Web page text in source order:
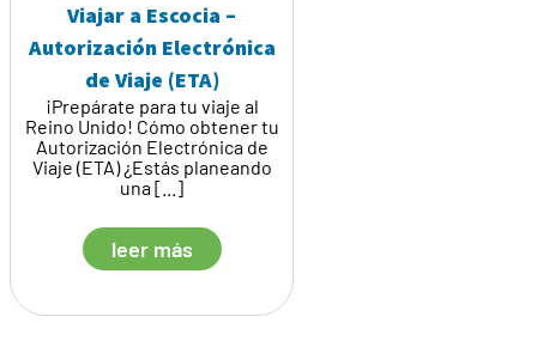
Viajar a Escocia –
Autorización Electrónica
de Viaje (ETA)
¡Prepárate para tu viaje al
Reino Unido! Cómo obtener tu
Autorización Electrónica de
Viaje (ETA) ¿Estás planeando
una [...]
leer más